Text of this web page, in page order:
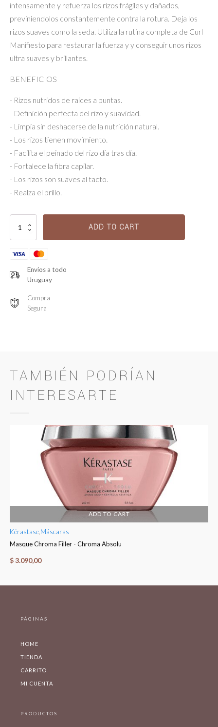
intensamente y refuerza los rizos frágiles y dañados,
previniendolos constantemente contra la rotura. Deja los
rizos suaves como la seda. Utiliza la rutina completa de Curl
Manifiesto para restaurar la fuerza y y conseguir unos rizos
ultra suaves y brillantes.
BENEFICIOS
- Rizos nutridos de raíces a puntas.
- Definición perfecta del rizo y suavidad.
- Limpia sin deshacerse de la nutrición natural.
- Los rizos tienen movimiento.
- Facilita el peinado del rizo día tras día.
- Fortalece la fibra capilar.
- Los rizos son suaves al tacto.
- Realza el brillo.
Masque
Beurre
Haute
Nutrition
Curl
Manifesto
ADD TO CART
Envios a todo
Uruguay
Compra
Segura
TAMBIÉN PODRÍAN
INTERESARTE
ADD TO CART
Kérastase Máscaras
Masque Chroma Filler - Chroma Absolu
$3.090,00
PÁGINAS
HOME
TIENDA
CARRITO
MI CUENTA
PRODUCTOS